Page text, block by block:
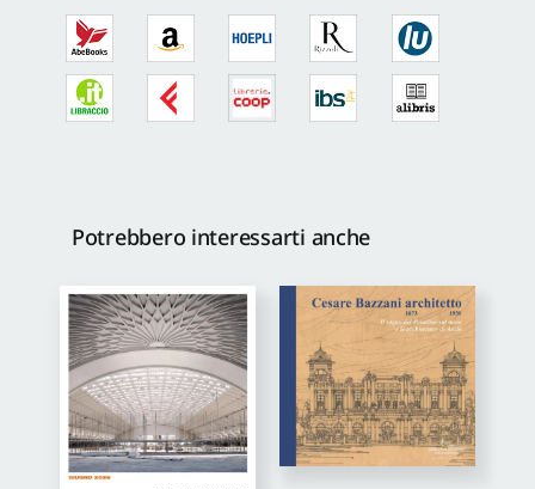
"casa
grecanica"
di
Bova
(RC)
Potrebbero interessarti anche